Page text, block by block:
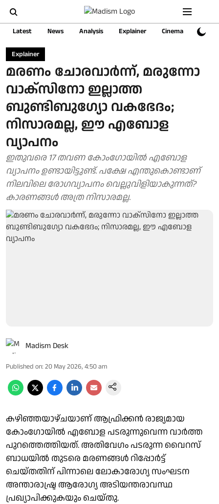
Latest News Analysis Explainer Cinema Sports
Explainer
മരണം ചോരവാർന്ന്, മരുന്നോ
വാക്സിനോ ഇല്ലാത്ത
ബുണ്ടിബുഗ്യോ വകഭേദം;
നിസാരമല്ല, ഈ എബോള
വ്യാപനം
ഇതുവരെ 17 തവണ കോംഗോയിൽ എബോള
വ്യാപനം ഉണ്ടായിട്ടുണ്ട്. പക്ഷേ എന്തുകൊണ്ടാണ്
നിലവിലെ രോഗവ്യാപനം വെല്ലുവിളിയാകുന്നത്?
കാരണങ്ങൾ അത്ര നിസാരമല്ല.
Madism Desk
Published on: 20 May 2026, 4:50 am
കഴിഞ്ഞയാഴ്ചയാണ് ആഫ്രിക്കൻ രാജ്യമായ
കോംഗോയിൽ എബോള പടരുന്നുവെന്ന വാർത്ത
പുറത്തെത്തിയത്. അതിവേഗം പടരുന്ന വൈറസ്
ബാധയിൽ തുടരെ മരണങ്ങൾ റിപ്പോർട്ട്
ചെയ്തതിന് പിന്നാലെ ലോകാരോഗ്യ സംഘടന
അന്താരാഷ്ട്ര ആരോഗ്യ അടിയന്തരാവസ്ഥ
പ്രഖ്യാപിക്കുകയും ചെയ്തു.